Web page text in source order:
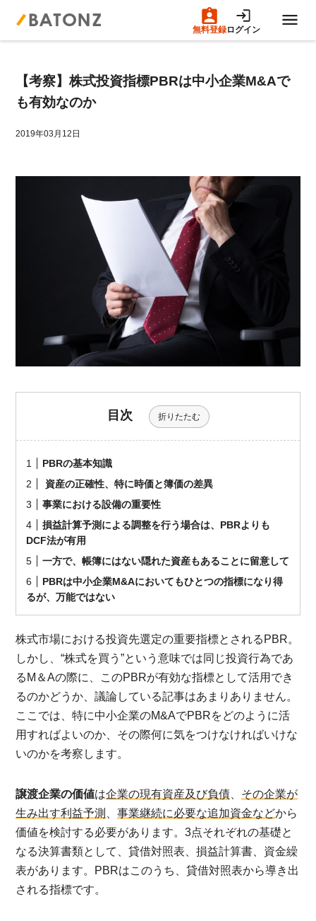
無料登録ログイン
M&A案件一覧
売りたい方へ
買いたい方へ
M&A専門家の方へ
【考察】株式投資指標PBRは中小企業M&Aで
も有効なのか
2019年03月12日
目次 折りたたむ
PBRの基本知識
資産の正確性、特に時価と簿価の差異
事業における設備の重要性
損益計算予測による調整を行う場合は、PBRよりも
DCF法が有用
一方で、帳簿にはない隠れた資産もあることに留意して
PBRは中小企業M&Aにおいてもひとつの指標になり得
るが、万能ではない
株式市場における投資先選定の重要指標とされるPBR。
しかし、“株式を買う”という意味では同じ投資行為であ
るM＆Aの際に、このPBRが有効な指標として活用でき
るのかどうか、議論している記事はあまりありません。
ここでは、特に中小企業のM&AでPBRをどのように活
用すればよいのか、その際何に気をつけなければいけな
いのかを考察します。
譲渡企業の価値は企業の現有資産及び負債
その企業が
生み出す利益予測
、事業継続に必要な追加資金などから
価値を検討する必要があります。3点それぞれの基礎と
なる決算書類として、貸借対照表、損益計算書、資金繰
表があります。PBRはこのうち、貸借対照表から導き出
される指標です。